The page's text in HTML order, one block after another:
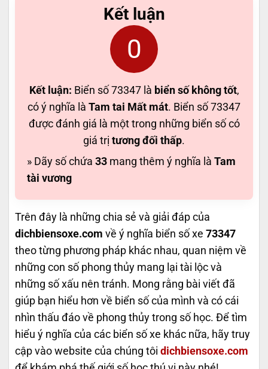
Kết luận
0
Kết luận: Biển số 73347 là biển số không tốt,
có ý nghĩa là Tam tai Mất mát. Biển số 73347
được đánh giá là một trong những biển số có
giá trị tương đối thấp.
» Dãy số chứa 33 mang thêm ý nghĩa là Tam
tài vương
Trên đây là những chia sẻ và giải đáp của
dichbiensoxe.com về ý nghĩa biển số xe 73347
theo từng phương pháp khác nhau, quan niệm về
những con số phong thủy mang lại tài lộc và
những số xấu nên tránh. Mong rằng bài viết đã
giúp bạn hiểu hơn về biển số của mình và có cái
nhìn thấu đáo về phong thủy trong số học. Để tìm
hiểu ý nghĩa của các biển số xe khác nữa, hãy truy
cập vào website của chúng tôi dichbiensoxe.com